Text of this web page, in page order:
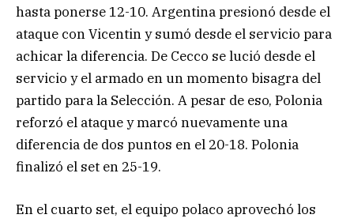
hasta ponerse 12-10. Argentina presionó desde el
ataque con Vicentin y sumó desde el servicio para
achicar la diferencia. De Cecco se lució desde el
servicio y el armado en un momento bisagra del
partido para la Selección. A pesar de eso, Polonia
reforzó el ataque y marcó nuevamente una
diferencia de dos puntos en el 20-18. Polonia
finalizó el set en 25-19.
En el cuarto set, el equipo polaco aprovechó los